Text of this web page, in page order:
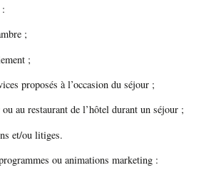
;
;
proposés à l’occasion du séjour ;
au restaurant de l’hôtel durant un séjour ;
et/ou litiges.
ou animations marketing :